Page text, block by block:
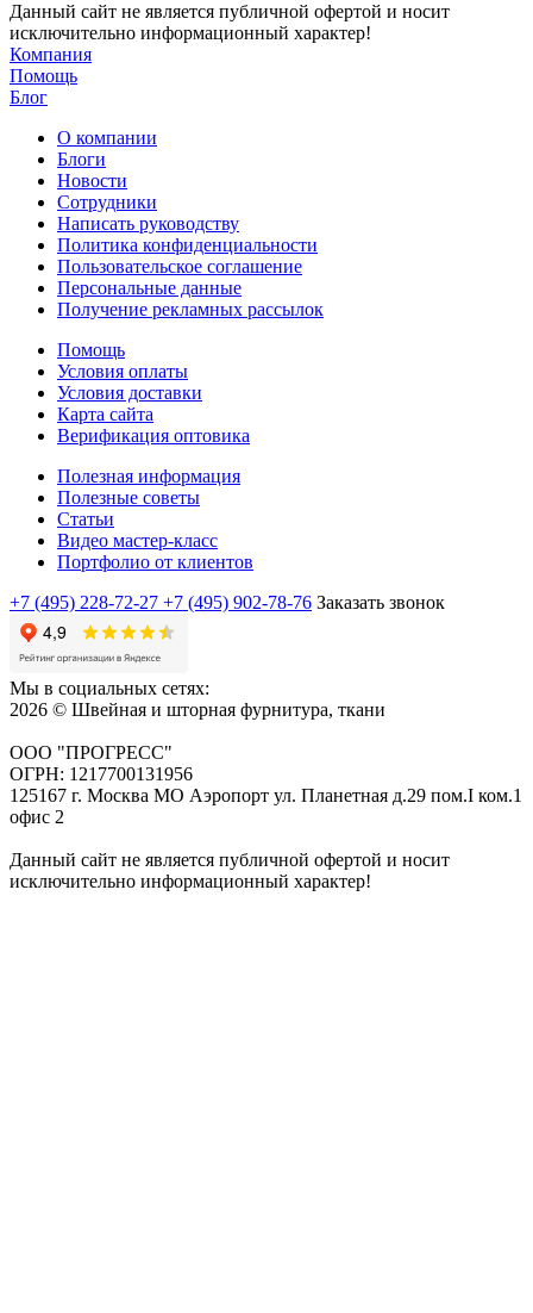
Данный сайт не является публичной офертой и носит
исключительно информационный характер!
Компания
Помощь
Блог
О компании
Блоги
Новости
Сотрудники
Написать руководству
Политика конфиденциальности
Пользовательское соглашение
Персональные данные
Получение рекламных рассылок
Помощь
Условия оплаты
Условия доставки
Карта сайта
Верификация оптовика
Полезная информация
Полезные советы
Статьи
Видео мастер-класс
Портфолио от клиентов
+7 (495) 228-72-27 +7 (495) 902-78-76 Заказать звонок
Мы в социальных сетях:
2026 © Швейная и шторная фурнитура, ткани
ООО "ПРОГРЕСС"
ОГРН: 1217700131956
125167 г. Москва МО Аэропорт ул. Планетная д.29 пом.I ком.1
офис 2
Данный сайт не является публичной офертой и носит
исключительно информационный характер!